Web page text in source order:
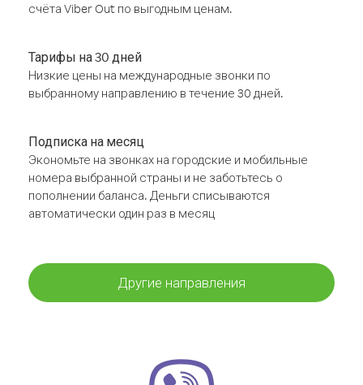
счёта Viber Out по выгодным ценам.
Тарифы на 30 дней
Низкие цены на международные звонки по
выбранному направлению в течение 30 дней.
Подписка на месяц
Экономьте на звонках на городские и мобильные
номера выбранной страны и не заботьтесь о
пополнении баланса. Деньги списываются
автоматически один раз в месяц
Другие направления